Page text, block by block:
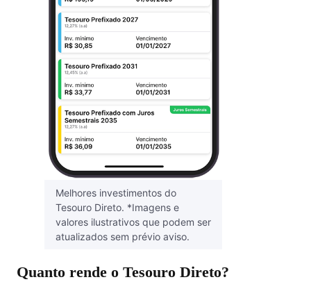
Melhores investimentos do
Tesouro Direto. *Imagens e
valores ilustrativos que podem ser
atualizados sem prévio aviso.
Quanto rende o Tesouro Direto?